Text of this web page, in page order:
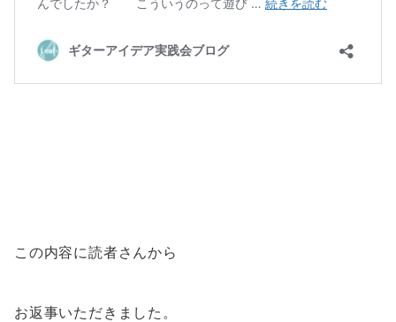
この内容に読者さんから
お返事いただきました。